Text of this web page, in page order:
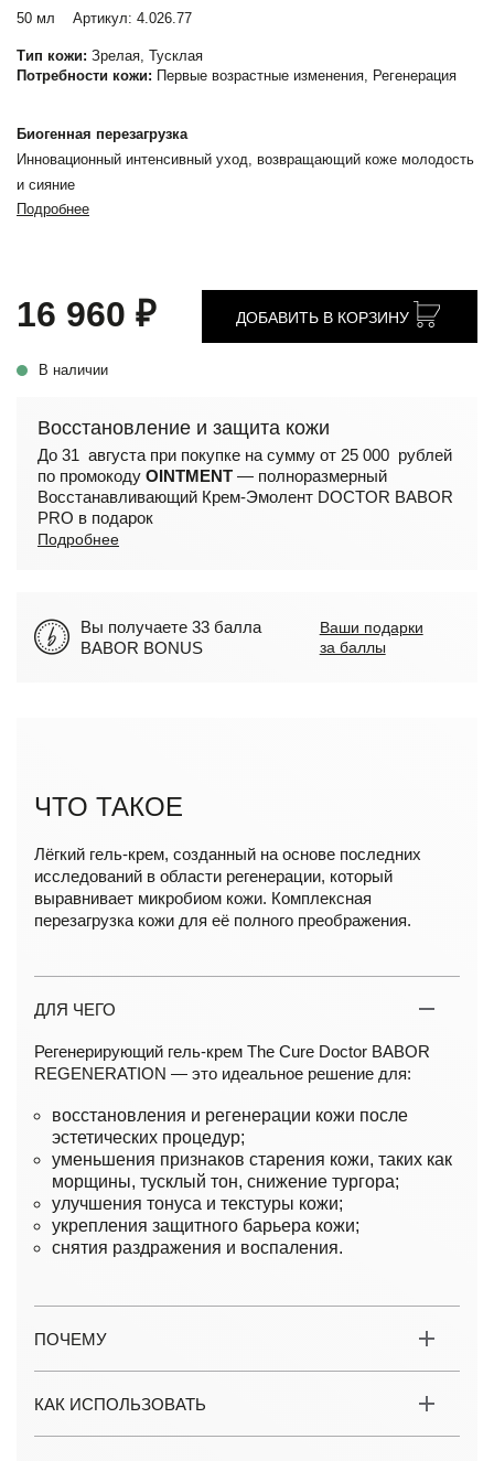
50 мл Артикул: 4.026.77
Тип кожи: Зрелая, Тусклая
Потребности кожи: Первые возрастные изменения, Регенерация
Биогенная перезагрузка
Инновационный интенсивный уход, возвращающий коже молодость
и сияние
Подробнее
16 960 ₽
В наличии
ДОБАВИТЬ В КОРЗИНУ
Восстановление и защита кожи
До 31 августа при покупке на сумму от 25 000 рублей
по промокоду OINTMENT — полноразмерный
Восстанавливающий Крем-Эмолент DOCTOR BABOR
PRO в подарок
Подробнее
Вы получаете 33 балла
BABOR BONUS
Ваши подарки
за баллы
ЧТО ТАКОЕ
Лёгкий гель-крем, созданный на основе последних
исследований в области регенерации, который
выравнивает микробиом кожи. Комплексная
перезагрузка кожи для её полного преображения.
ДЛЯ ЧЕГО
Регенерирующий гель-крем The Cure Doctor BABOR
REGENERATION — это идеальное решение для:
восстановления и регенерации кожи после
эстетических процедур;
уменьшения признаков старения кожи, таких как
морщины, тусклый тон, снижение тургора;
улучшения тонуса и текстуры кожи;
укрепления защитного барьера кожи;
снятия раздражения и воспаления.
ПОЧЕМУ
КАК ИСПОЛЬЗОВАТЬ